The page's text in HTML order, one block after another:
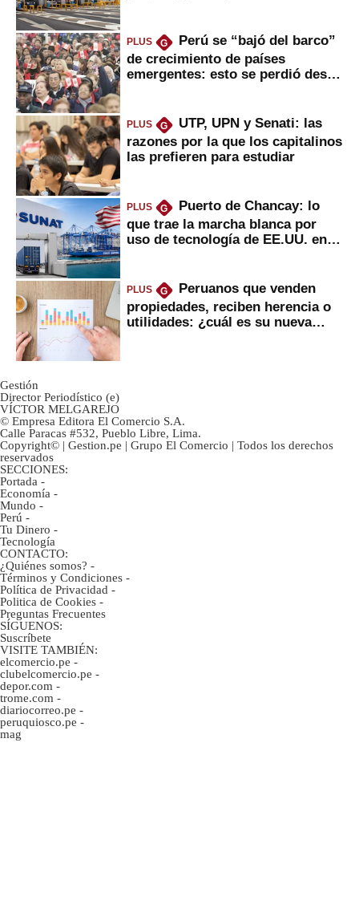
PLUS G
Perú se “bajó del barco”
de crecimiento de países
emergentes: esto se perdió desde
PLUS G
UTP, UPN y Senati: las
razones por la que los capitalinos
las prefieren para estudiar
PLUS G
Puerto de Chancay: lo
que trae la marcha blanca por
uso de tecnología de EE.UU. en
PLUS G
Peruanos que venden
propiedades, reciben herencia o
utilidades: ¿cuál es su nueva
Gestión
Director Periodístico (e)
VÍCTOR MELGAREJO
© Empresa Editora El Comercio S.A.
Calle Paracas #532, Pueblo Libre, Lima.
Copyright© | Gestion.pe | Grupo El Comercio | Todos los derechos
reservados
SECCIONES:
Portada -
Economía -
Mundo -
Perú -
Tu Dinero -
Tecnología
CONTACTO:
¿Quiénes somos? -
Términos y Condiciones -
Política de Privacidad -
Politica de Cookies -
Preguntas Frecuentes
SÍGUENOS:
Suscríbete
VISITE TAMBIÉN:
elcomercio.pe -
clubelcomercio.pe -
depor.com -
trome.com -
diariocorreo.pe -
peruquiosco.pe -
mag